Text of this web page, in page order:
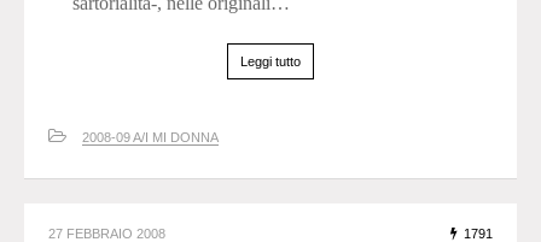
Leggi tutto
2008-09 A/I MI DONNA
27 FEBBRAIO 2008 1791